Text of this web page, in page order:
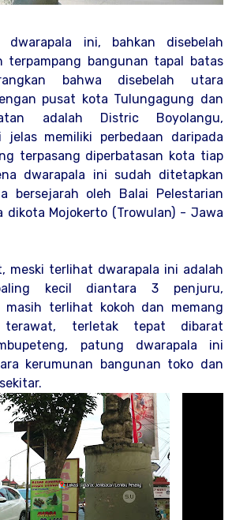
ini, bahkan disebelah
terpampang bangunan tapal batas
bahwa disebelah utara
pusat kota Tulungagung dan
adalah Distric Boyolangu,
jelas memiliki perbedaan daripada
terpasang diperbatasan kota tiap
dwarapala ini sudah ditetapkan
bersejarah oleh Balai Pelestarian
dikota Mojokerto (Trowulan) - Jawa
meski terlihat dwarapala ini adalah
kecil diantara 3 penjuru,
masih terlihat kokoh dan memang
terawat, terletak tepat dibarat
patung dwarapala ini
kerumunan bangunan toko dan